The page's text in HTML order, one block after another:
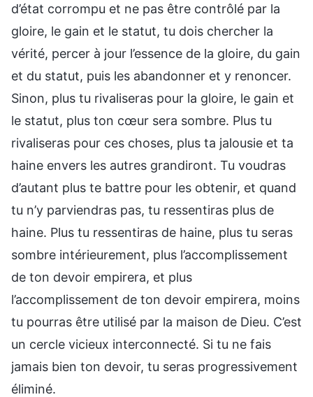
d’état corrompu et ne pas être contrôlé par la
gloire, le gain et le statut, tu dois chercher la
vérité, percer à jour l’essence de la gloire, du gain
et du statut, puis les abandonner et y renoncer.
Sinon, plus tu rivaliseras pour la gloire, le gain et
le statut, plus ton cœur sera sombre. Plus tu
rivaliseras pour ces choses, plus ta jalousie et ta
haine envers les autres grandiront. Tu voudras
d’autant plus te battre pour les obtenir, et quand
tu n’y parviendras pas, tu ressentiras plus de
haine. Plus tu ressentiras de haine, plus tu seras
sombre intérieurement, plus l’accomplissement
de ton devoir empirera, et plus
l’accomplissement de ton devoir empirera, moins
tu pourras être utilisé par la maison de Dieu. C’est
un cercle vicieux interconnecté. Si tu ne fais
jamais bien ton devoir, tu seras progressivement
éliminé.